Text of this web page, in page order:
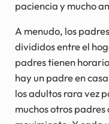
paciencia y mucho
A menudo, los
divididos entre el
padres tienen
hay un padre en
los adultos rara vez
muchos otros